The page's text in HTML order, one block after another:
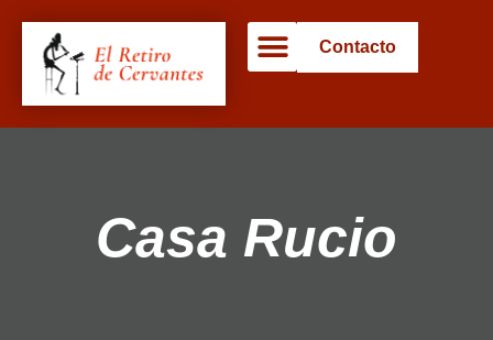
Contacto
Casa Rucio